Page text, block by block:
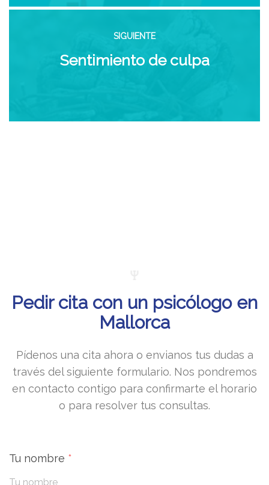
SIGUIENTE
Sentimiento de culpa
Pedir cita con un psicólogo en
Mallorca
Pídenos una cita ahora o envianos tus dudas a
través del siguiente formulario. Nos pondremos
en contacto contigo para confirmarte el horario
o para resolver tus consultas.
Tu nombre *